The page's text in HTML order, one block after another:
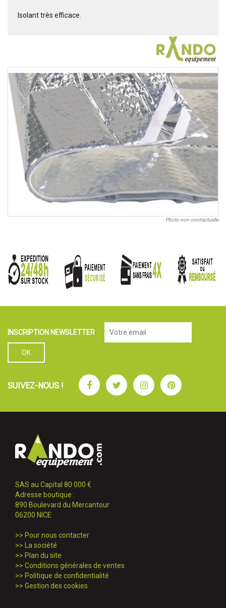
Isolant très efficace.
Photo non contractuelle
INSCRIPTION NEWSLETTER
SUIVEZ-NOUS ! FacebookTwitterInstagramPinterest
SAS au Capital 80 000 €
Adresse boutique :
890 Boulevard du Mercantour
06200 NICE
>> Pour nous contacter
>> La société
>> Plan du site
>> Conditions générales de ventes
>> Politique de confidentialité
>> Gestion des cookies